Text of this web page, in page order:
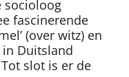
socioloog
fascinerende
(over witz) en
in Duitsland
slot is er de